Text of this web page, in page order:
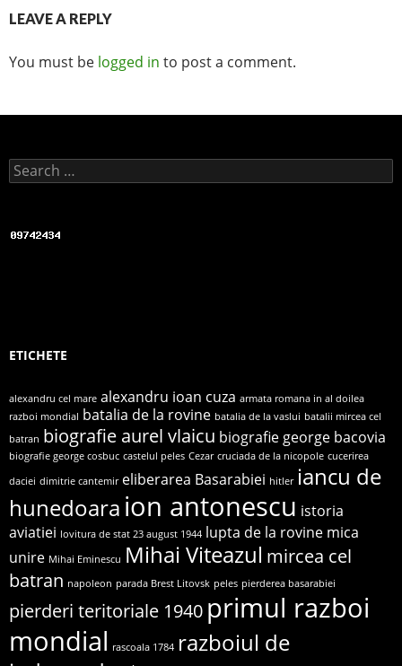
LEAVE A REPLY
You must be logged in to post a comment.
Search for:
ETICHETE
alexandru cel mare alexandru ioan cuza armata romana in al doilea
razboi mondial batalia de la rovine batalia de la vaslui batalii mircea cel
batran biografie aurel vlaicu biografie george bacovia
biografie george cosbuc castelul peles Cezar cruciada de la nicopole cucerirea
daciei dimitrie cantemir eliberarea Basarabiei hitler iancu de
hunedoara ion antonescu istoria
aviatiei lovitura de stat 23 august 1944 lupta de la rovine mica
unire Mihai Eminescu Mihai Viteazul mircea cel
batran napoleon parada Brest Litovsk peles pierderea basarabiei
pierderi teritoriale 1940 primul razboi
mondial rascoala 1784 razboiul de